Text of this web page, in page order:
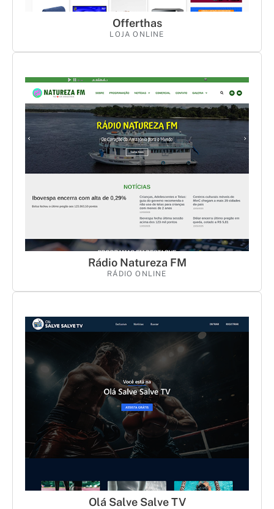
Offerthas
LOJA ONLINE
Rádio Natureza FM
RÁDIO ONLINE
Olá Salve Salve TV